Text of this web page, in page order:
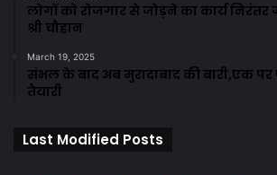
लोगों को रोजगार से जोड़ने का कार्य निरंतर
श्री चौहान
March 19, 2025
संभल के बाद अब मुरादाबाद की बारी,एक पर
तैयारी
Last Modified Posts